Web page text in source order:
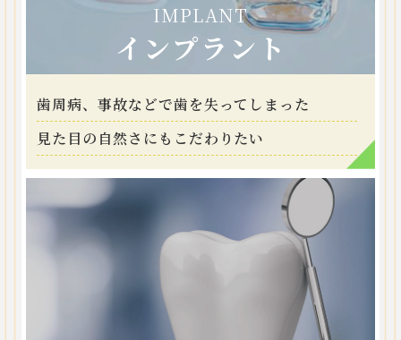
IMPLANT
インプラント
歯周病、事故などで歯を失ってしまった
見た目の自然さにもこだわりたい